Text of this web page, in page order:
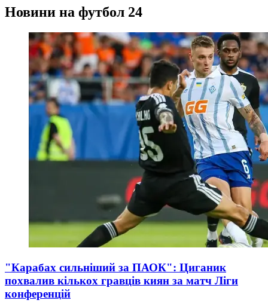
Новини на футбол 24
"Карабах сильніший за ПАОК": Циганик
похвалив кількох гравців киян за матч Ліги
конференцій